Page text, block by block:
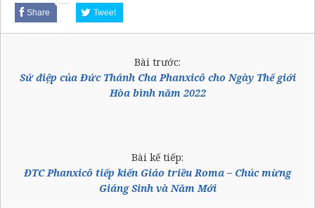
Share Tweet
Bài trước:
Sứ điệp của Đức Thánh Cha Phanxicô cho Ngày Thế giới
Hòa bình năm 2022
Bài kế tiếp:
ĐTC Phanxicô tiếp kiến Giáo triều Roma – Chúc mừng
Giáng Sinh và Năm Mới